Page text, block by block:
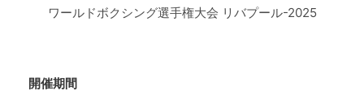
ワールドボクシング選手権大会 リバプール-2025
開催期間